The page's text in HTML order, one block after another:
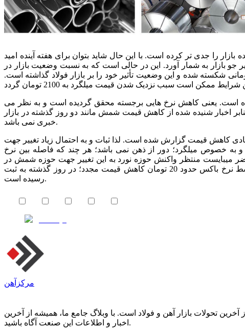
بازار را جدی تر کرده است. با این حال شاید بتوان برای هفته آینده امید
جو بازار به شمار آورد. این در حالی است که به نسبت وضعیت بازار در
حاضر تا حدودی خوش بینانه می باشد. کف روانی شمش 2000 تومانی شکسته شده و این وضعیت تأثیر خود را بر بازار فولاد گذاشته است.
است. یعنی کاهش نرخ هایی برجسته محقق گردیده است و به نظر می
اخبار شنیده شده از کاهش قیمت شمش مانند دو روز گذشته در بازار
خبری نمی باشد.
کاهش قیمت گزارش شده است. لذا ثبات و به احتمال زیاد تغییر جهت
و به خصوص میلگرد؛ دور از ذهن نمی باشد؛ هر چند که فاصله بین نرخ
منتظر واکنش حوزه نورد به این تغییر جهت حوزه شمش در
روزهای آتی باشیم. بنا بر میانگین نرخ حوزه شمش گزارش شده توسط نرخ باکس حدود 20 تومان کاهش قیمت مجدد؛ در روز گذشته به ثبت
رسیده است.
مرکزآهن
تحولات بازار آهن و فولاد است. با وبلاگ جامع ما، همیشه از آخرین
اخبار و اطلاعات این صنعت آگاه باشید.